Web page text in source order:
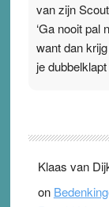
van zijn
‘Ga nooit pal
want dan
je
topsporters.
terwijl ze
Klaas van
on